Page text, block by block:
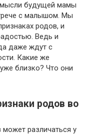
мысли будущей мамы
с малышом. Мы
родов, и
Ведь и
даже ждут с
Какие же
близко? Что они
родов во
различаться у